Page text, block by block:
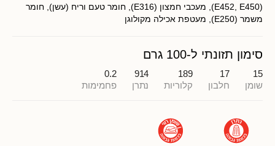
(E452, E450), מעכבי חמצון (E316), חומר טעם וריח (עשן), חומר
משמר (E250), מעטפת אכילה מקולוגן
סימון תזונתי ל-100 גרם
15
שומן
17
חלבון
189
קלוריות
914
נתרן
0.2
פחמימות